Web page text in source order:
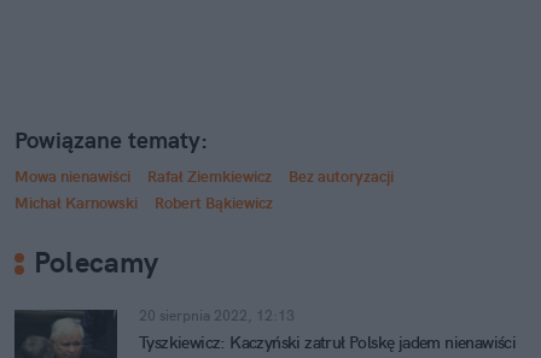
Powiązane tematy:
Mowa nienawiści Rafał Ziemkiewicz
Bez autoryzacji
Michał Karnowski
Robert Bąkiewicz
Polecamy
20 sierpnia 2022, 12:13
Tyszkiewicz: Kaczyński zatruł Polskę jadem nienawiści